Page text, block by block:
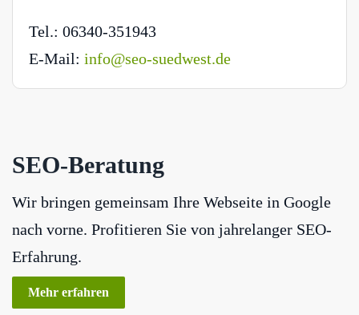
Tel.: 06340-351943
E-Mail: info@seo-suedwest.de
SEO-Beratung
Wir bringen gemeinsam Ihre Webseite in Google
nach vorne. Profitieren Sie von jahrelanger SEO-
Erfahrung.
Mehr erfahren